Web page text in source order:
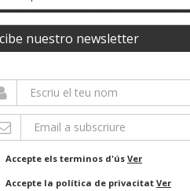
nuestro newsletter
Accepte els terminos d'ús Ver
Accepte la política de privacitat Ver